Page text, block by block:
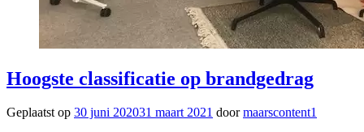
Hoogste classificatie op brandgedrag
Geplaatst op 30 juni 202031 maart 2021 doormaarscontent1